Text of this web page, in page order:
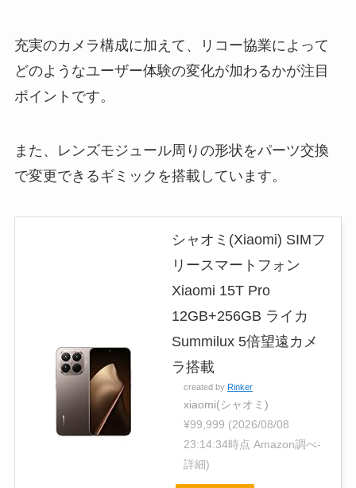
充実のカメラ構成に加えて、リコー協業によって
どのようなユーザー体験の変化が加わるかが注目
ポイントです。
また、レンズモジュール周りの形状をパーツ交換
で変更できるギミックを搭載しています。
シャオミ(Xiaomi) SIMフ
リースマートフォン
Xiaomi 15T Pro
12GB+256GB ライカ
Summilux 5倍望遠カメ
ラ搭載
created by Rinker
xiaomi(シャオミ)
¥99,999 (2026/08/08
23:14:34時点 Amazon調べ-
詳細)